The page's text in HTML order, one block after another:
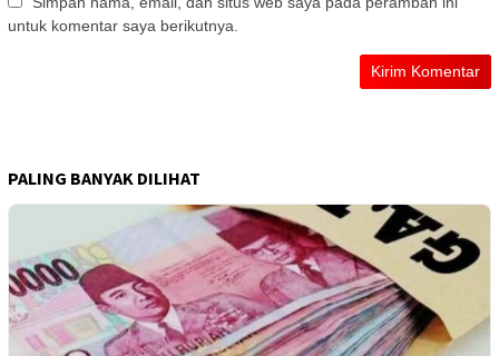
untuk komentar saya berikutnya.
PALING BANYAK DILIHAT